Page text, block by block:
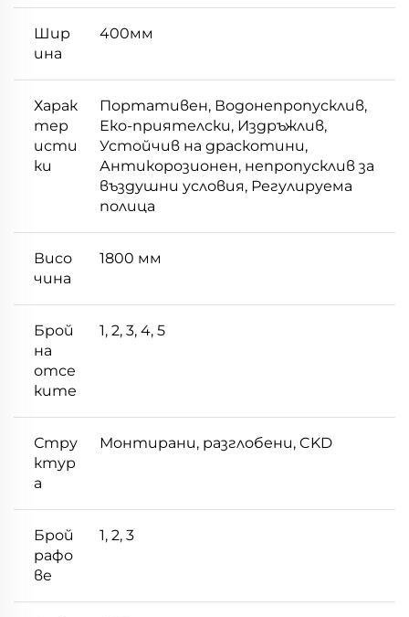
Шир
ина
400мм
Харак
тер
исти
ки
Портативен, Водонепропусклив,
Еко-приятелски, Издръжлив,
Устойчив на драскотини,
Антикорозионен, непропусклив за
въздушни условия, Регулируема
полица
Висо
чина
1800 мм
Брой
на
отсе
ките
1, 2, 3, 4, 5
Стру
ктур
а
Монтирани, разглобени, CKD
Брой
рафо
ве
1, 2, 3